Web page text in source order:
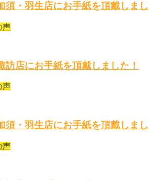
須・羽生店にお手紙を頂戴しまし
声
訪店にお手紙を頂戴しました！
声
須・羽生店にお手紙を頂戴しまし
声